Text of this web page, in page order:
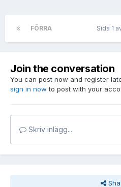
FÖRRA Sida 1
Join the conversation
You can post now and register
sign in now to post with your
Skriv inlägg...